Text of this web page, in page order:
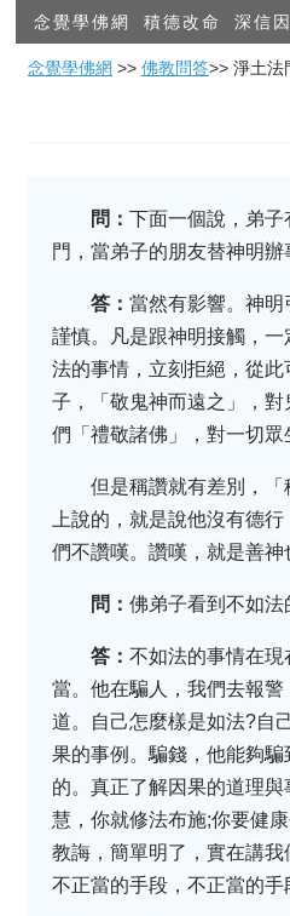
念覺學佛網 積德改命 深信
念覺學佛網 >> 佛教問答>> 淨土法
問： 下面一個說，弟
門，當弟子的朋友替神明
答： 當然有影響。神
謹慎。凡是跟神明接觸，
法的事情，立刻拒絕，從
子，「敬鬼神而遠之」，
們「禮敬諸佛」，對一切眾
但是稱讚就有差別，
上說的，就是說他沒有德
們不讚嘆。讚嘆，就是善神
問： 佛弟子看到不如
答： 不如法的事情在
當。他在騙人，我們去報
道。自己怎麼樣是如法?自
果的事例。騙錢，他能夠
的。真正了解因果的道理
慧，你就修法布施;你要健
教誨，簡單明了，實在講
不正當的手段，不正當的手